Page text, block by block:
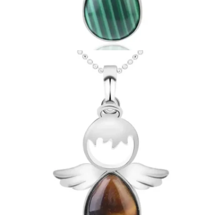
Ouvrir le média 15 en mode modal